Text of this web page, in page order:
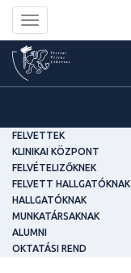
Toggle
navigation
FELVETTEK
KLINIKAI KÖZPONT
FELVÉTELIZŐKNEK
FELVETT HALLGATÓKNAK
HALLGATÓKNAK
MUNKATÁRSAKNAK
ALUMNI
OKTATÁSI REND